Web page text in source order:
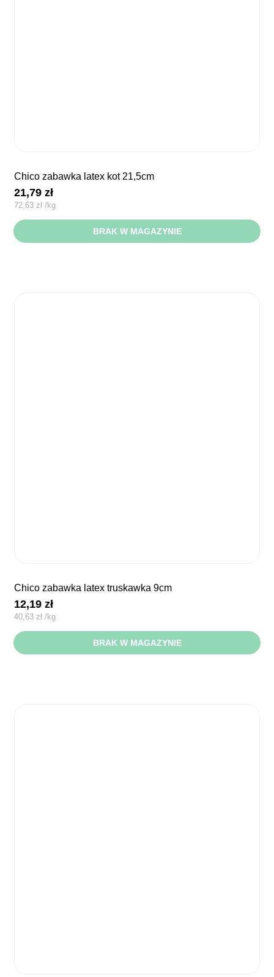
chico zabawka latex kot 21,5cm
21,79zł
72,63zł /kg
BRAK W MAGAZYNIE
chico zabawka latex truskawka 9cm
12,19zł
40,63 zł /kg
BRAK W MAGAZYNIE